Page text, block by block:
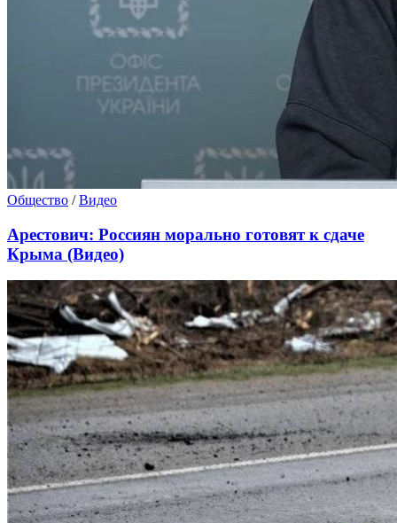
Общество /Видео
Арестович: Россиян морально готовят к сдаче
Крыма (Видео)